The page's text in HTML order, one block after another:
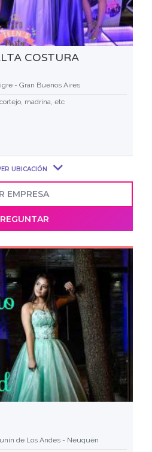
COSTURA
- Gran Buenos Aires
madrina, etc
UBICACIÓN
EMPRESA
de Los Andes - Neuquén